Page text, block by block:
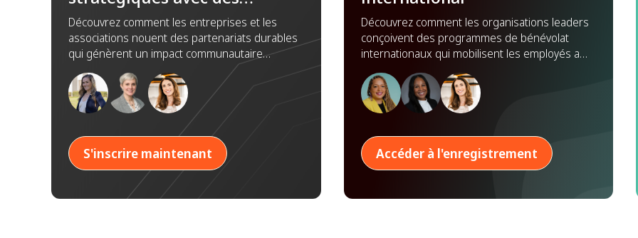
associations pour un impact
durable
Découvrez comment les entreprises et les
associations nouent des partenariats durables
qui génèrent un impact communautaire
significatif grâce à la confiance, la collaboration
et des objectifs communs.
S'inscrire maintenant
Découvrez comment les organisations leaders
conçoivent des programmes de bénévolat
internationaux qui mobilisent les employés au-
delà des frontières, renforcent les
partenariats et démultiplient leur impact à
l'échelle mondiale.
Accéder à l'enregistrement